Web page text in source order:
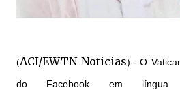
(ACI/EWTN Noticias).- O
do Facebook em língua